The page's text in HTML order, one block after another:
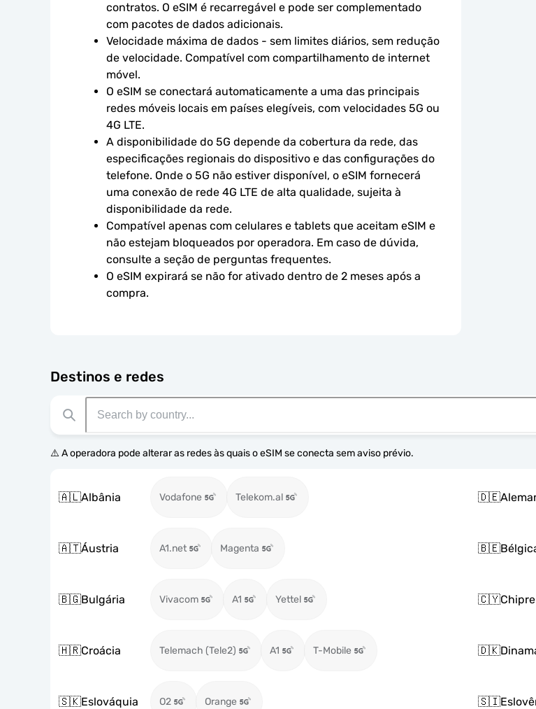
contratos. O eSIM é recarregável e pode ser complementado
com pacotes de dados adicionais.
Velocidade máxima de dados - sem limites diários, sem redução
de velocidade. Compatível com compartilhamento de internet
móvel.
O eSIM se conectará automaticamente a uma das principais
redes móveis locais em países elegíveis, com velocidades 5G ou
4G LTE.
A disponibilidade do 5G depende da cobertura da rede, das
especificações regionais do dispositivo e das configurações do
telefone. Onde o 5G não estiver disponível, o eSIM fornecerá
uma conexão de rede 4G LTE de alta qualidade, sujeita à
disponibilidade da rede.
Compatível apenas com celulares e tablets que aceitam eSIM e
não estejam bloqueados por operadora. Em caso de dúvida,
consulte a seção de perguntas frequentes.
O eSIM expirará se não for ativado dentro de 2 meses após a
compra.
Destinos e redes
⚠️ A operadora pode alterar as redes às quais o eSIM se conecta sem aviso prévio.
🇦🇱Albânia Vodafone Telekom.al 🇩🇪
🇦🇹Áustria A1.net Magenta 🇧🇪
🇧🇬Bulgária Vivacom A1 Yettel 🇨🇾Chipre
🇭🇷Croácia Telemach (Tele2) A1 T-Mobile 🇩🇰
🇸🇰Eslováquia O2 Orange 🇸🇮